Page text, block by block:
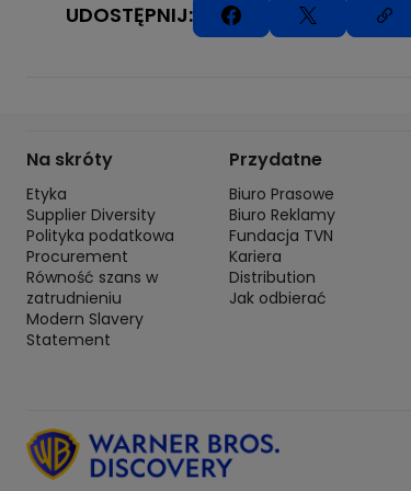
UDOSTĘPNIJ:
Na skróty
Etyka
Supplier Diversity
Polityka podatkowa
Procurement
Równość szans w
zatrudnieniu
Modern Slavery
Statement
Przydatne
Biuro Prasowe
Biuro Reklamy
Fundacja TVN
Kariera
Distribution
Jak odbierać